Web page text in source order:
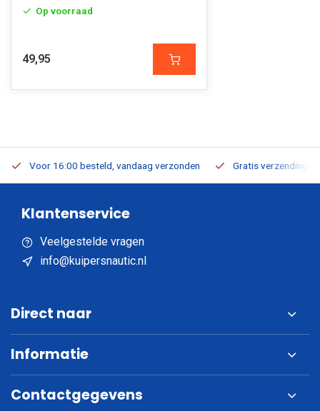
Op voorraad
49,95
Voor 16:00 besteld, vandaag verzonden Gratis verzending
Klantenservice
Veelgestelde vragen
info@kuipersnautic.nl
Direct naar
Informatie
Contactgegevens